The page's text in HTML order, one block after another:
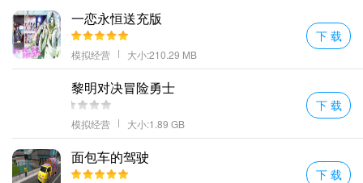
一恋永恒送充版
模拟经营 大小:210.29 MB
下 载
黎明对决冒险勇士
模拟经营 大小:1.89 GB
下 载
面包车的驾驶
下 载